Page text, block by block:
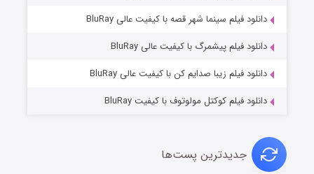
دانلود فیلم سینما شهر قصه با کیفیت عالی BluRay
دانلود فیلم پیشمرگ با کیفیت عالی BluRay
دانلود فیلم زیبا صدایم کن با کیفیت عالی BluRay
دانلود فیلم کوکتل مولوتوف با کیفیت BluRay
جدیدترین پست‌ها